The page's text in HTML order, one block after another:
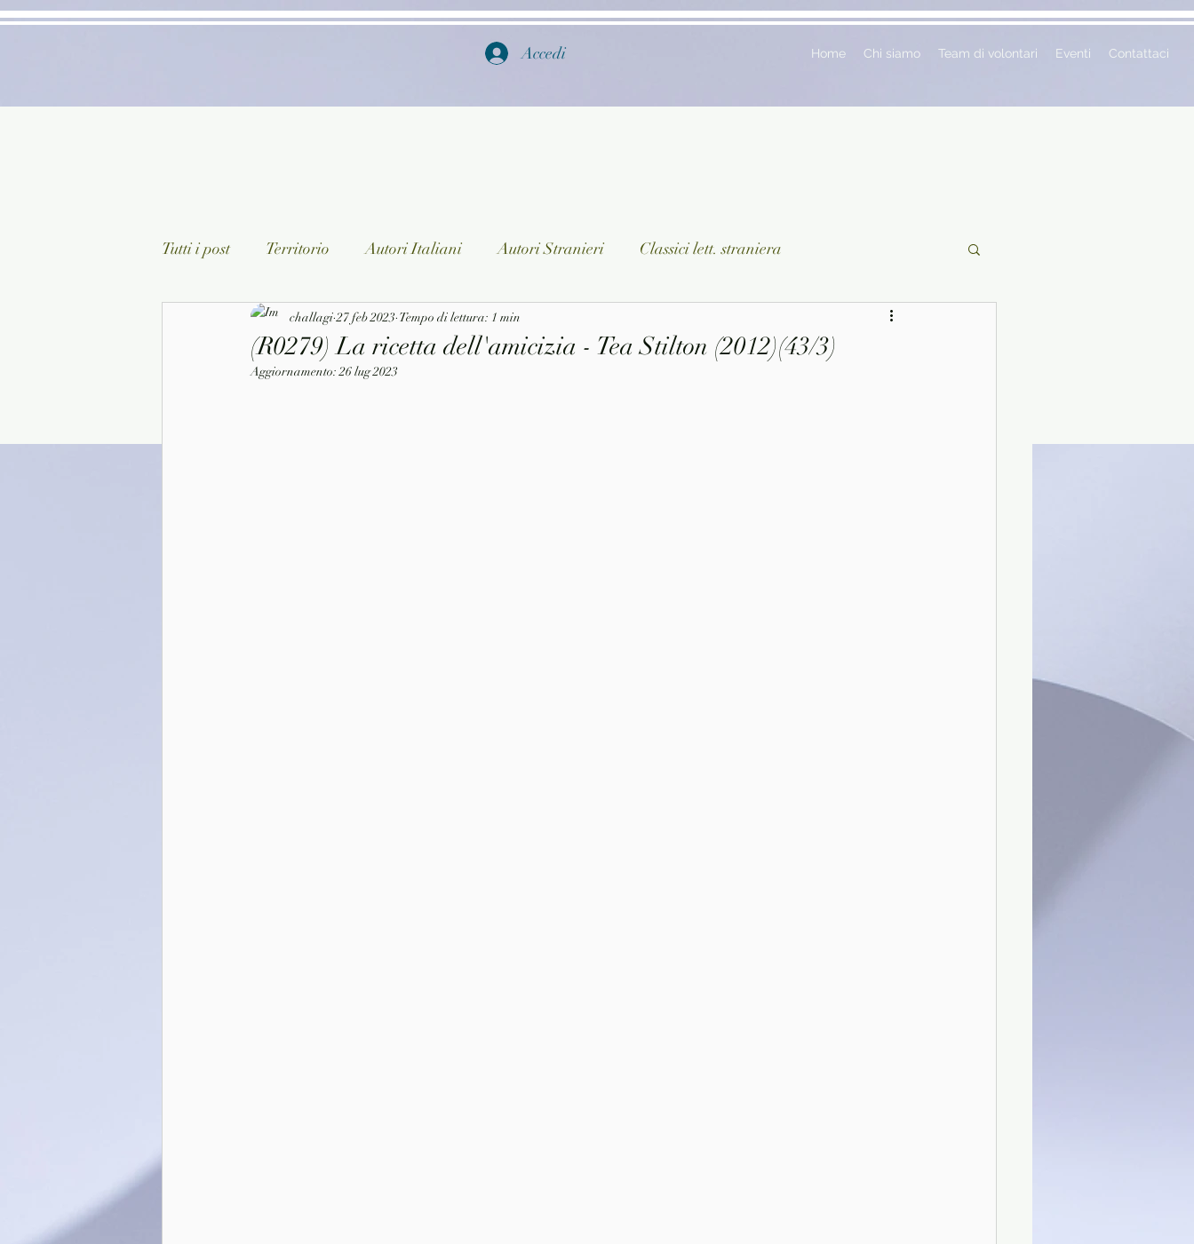
Accedi Home Chi siamo Team di volontari Eventi Contattaci
Tutti i post Territorio Autori Italiani Autori Stranieri Classici lett. straniera
Classici lett. italiana Saggistica Ragazzi
(R0279) La ricetta dell'amicizia - Tea Stilton (2012)(43/3)
challagi 27 feb 2023 Tempo di lettura: 1 min
Aggiornamento:26 lug 2023